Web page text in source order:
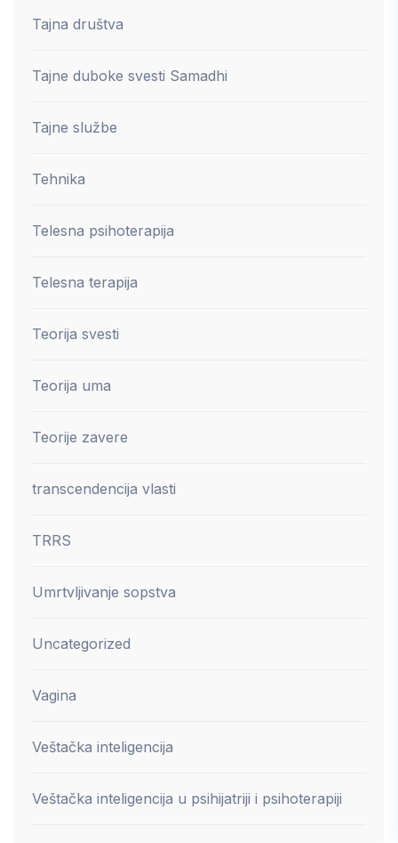
Tajna društva
Tajne duboke svesti Samadhi
Tajne službe
Tehnika
Telesna psihoterapija
Telesna terapija
Teorija svesti
Teorija uma
Teorije zavere
transcendencija vlasti
TRRS
Umrtvljivanje sopstva
Uncategorized
Vagina
Veštačka inteligencija
Veštačka inteligencija u psihijatriji i psihoterapiji